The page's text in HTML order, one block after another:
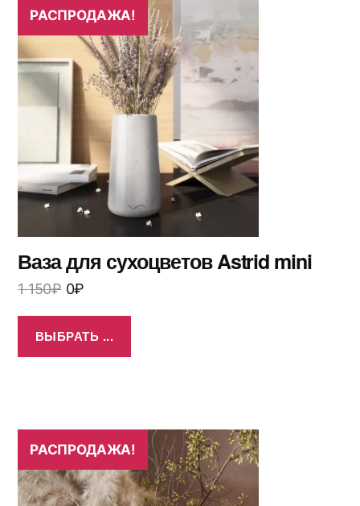
РАСПРОДАЖА!
Ваза для сухоцветов Astrid mini
1 150₽ 0₽
ВЫБРАТЬ ...
РАСПРОДАЖА!